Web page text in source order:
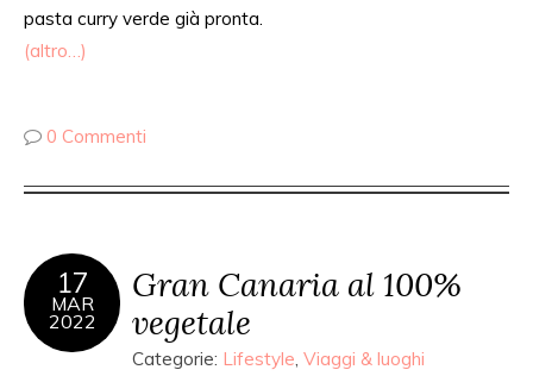
pasta curry verde già pronta.
(altro…)
0 Commenti
17
MAR
2022
Gran Canaria al 100%
vegetale
Categorie: Lifestyle Viaggi & luoghi